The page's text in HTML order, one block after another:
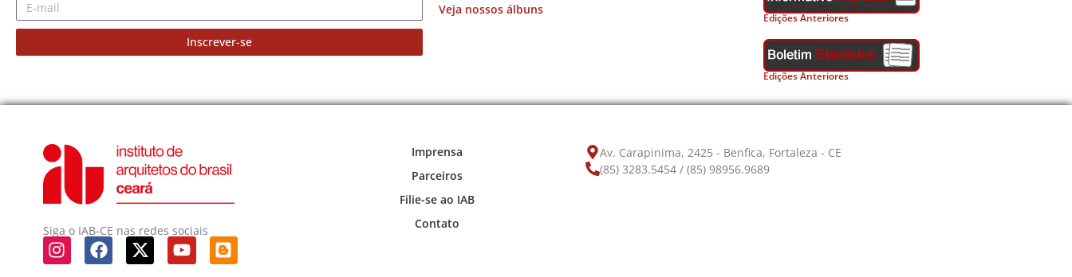
Inscrever-se
Veja nossos álbuns
Edições Anteriores
Edições Anteriores
Siga o IAB-CE nas redes sociais
Imprensa
Parceiros
Filie-se ao IAB
Contato
Av. Carapinima, 2425 - Benfica, Fortaleza - CE
(85) 3283.5454 / (85) 98956.9689